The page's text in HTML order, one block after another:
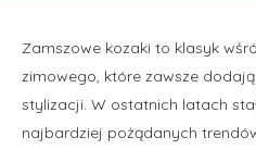
Zamszowe kozaki to klasyk
zimowego, które zawsze
stylizacji. W ostatnich latach
najbardziej pożądanych